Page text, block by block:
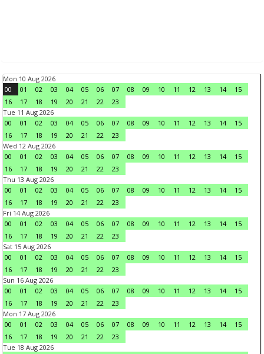
Mon 10 Aug 2026
00
01 02 03 04 05 06 07 08 09 10 11 12 13 14
15
16
17 18 19 20 21 22
23
Tue 11 Aug 2026
00
01 02 03 04 05 06 07 08 09 10 11 12 13 14
15
16
17 18 19 20 21 22
23
Wed 12 Aug 2026
00
01 02 03 04 05 06 07 08 09 10 11 12 13 14
15
16
17 18 19 20 21 22
23
Thu 13 Aug 2026
00
01 02 03 04 05 06 07 08 09 10 11 12 13 14
15
16
17 18 19 20 21 22
23
Fri 14 Aug 2026
00
01 02 03 04 05 06 07 08 09 10 11 12 13 14
15
16
17 18 19 20 21 22
23
Sat 15 Aug 2026
00
01 02 03 04 05 06 07 08 09 10 11 12 13 14
15
16
17 18 19 20 21 22
23
Sun 16 Aug 2026
00
01 02 03 04 05 06 07 08 09 10 11 12 13 14
15
16
17 18 19 20 21 22
23
Mon 17 Aug 2026
00
01 02 03 04 05 06 07 08 09 10 11 12 13 14
15
16
17 18 19 20 21 22
23
Tue 18 Aug 2026